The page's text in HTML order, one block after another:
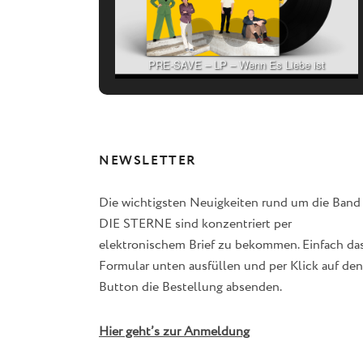
PRE-SAVE – LP – Wenn Es Liebe ist
NEWSLETTER
Die wichtigsten Neuigkeiten rund um die Band
DIE STERNE sind konzentriert per
elektronischem Brief zu bekommen. Einfach
Formular unten ausfüllen und per Klick auf den
Button die Bestellung absenden.
Hier geht’s zur Anmeldung